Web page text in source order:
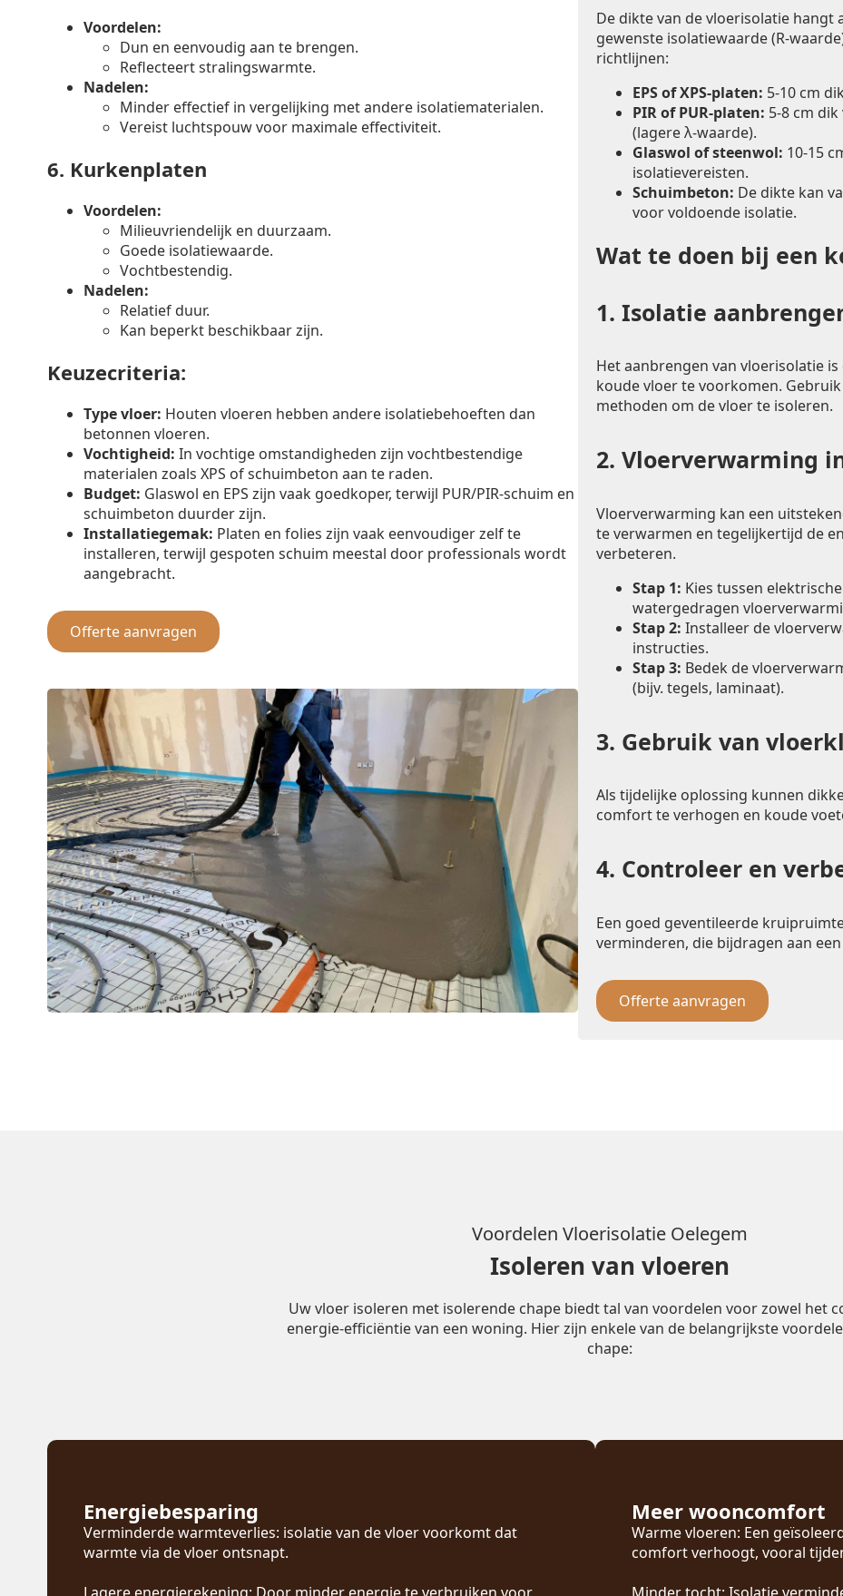
Voordelen:
Dun en eenvoudig aan te brengen.
Reflecteert stralingswarmte.
Nadelen:
Minder effectief in vergelijking met andere isolatiematerialen.
Vereist luchtspouw voor maximale effectiviteit.
6. Kurkenplaten
Voordelen:
Milieuvriendelijk en duurzaam.
Goede isolatiewaarde.
Vochtbestendig.
Nadelen:
Relatief duur.
Kan beperkt beschikbaar zijn.
Keuzecriteria:
Type vloer: Houten vloeren hebben andere isolatiebehoeften dan
betonnen vloeren.
Vochtigheid: In vochtige omstandigheden zijn vochtbestendige
materialen zoals XPS of schuimbeton aan te raden.
Budget: Glaswol en EPS zijn vaak goedkoper, terwijl PUR/PIR-schuim en
schuimbeton duurder zijn.
Installatiegemak: Platen en folies zijn vaak eenvoudiger zelf te
installeren, terwijl gespoten schuim meestal door professionals wordt
aangebracht.
Offerte aanvragen
De dikte van de vloerisolatie hangt
gewenste isolatiewaarde (R-
richtlijnen:
EPS of XPS-platen: 5-10 cm
PIR of PUR-platen: 5-8 cm
(lagere λ-waarde).
Glaswol of steenwol: 10-15
isolatievereisten.
Schuimbeton: De dikte kan
voor voldoende isolatie.
Wat te doen bij een
1. Isolatie
Het aanbrengen van vloerisolatie
koude vloer te voorkomen.
methoden om de vloer te isoleren.
2. Vloerverwarming
Vloerverwarming kan een
te verwarmen en tegelijkertijd de
verbeteren.
Stap 1: Kies tussen
watergedragen
Stap 2: Installeer de
instructies.
Stap 3: Bedek de
(bijv. tegels, laminaat).
3. Gebruik van
Als tijdelijke oplossing kunnen
comfort te verhogen en koude
4. Controleer en
Een goed geventileerde
verminderen, die bijdragen aan
Offerte aanvragen
Voordelen Vloerisolatie Oelegem
Isoleren van vloeren
Uw vloer isoleren met isolerende chape biedt tal van voordelen voor zowel het
energie-efficiëntie van een woning. Hier zijn enkele van de belangrijkste
chape:
Energiebesparing
Verminderde warmteverlies: isolatie van de vloer voorkomt dat
warmte via de vloer ontsnapt.
Lagere energierekening: Door minder energie te verbruiken voor
Meer wooncomfort
Warme vloeren: Een
comfort verhoogt, vooral
Minder tocht: Isolatie